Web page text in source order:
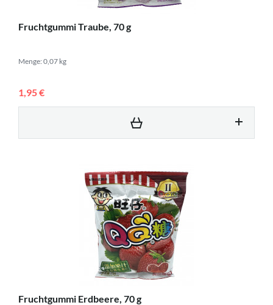
Fruchtgummi Traube, 70 g
Menge: 0,07 kg
1,95 €
Fruchtgummi Erdbeere, 70 g